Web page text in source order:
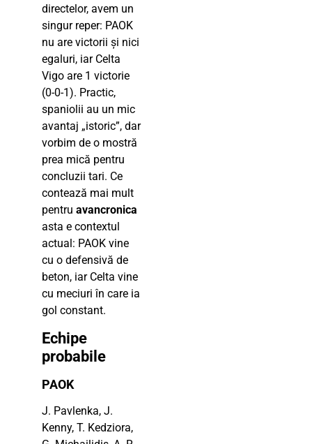
directelor, avem un
singur reper: PAOK
nu are victorii și nici
egaluri, iar Celta
Vigo are 1 victorie
(0-0-1). Practic,
spaniolii au un mic
avantaj „istoric”, dar
vorbim de o mostră
prea mică pentru
concluzii tari. Ce
contează mai mult
pentru avancronica
asta e contextul
actual: PAOK vine
cu o defensivă de
beton, iar Celta vine
cu meciuri în care ia
gol constant.
Echipe
probabile
PAOK
J. Pavlenka, J.
Kenny, T. Kedziora,